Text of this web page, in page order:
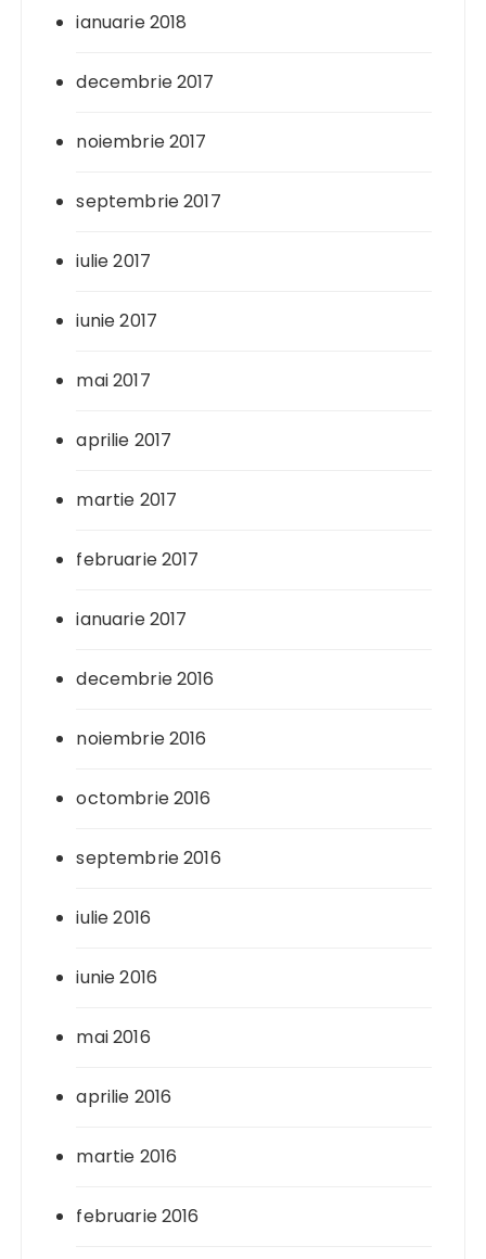
ianuarie 2018
decembrie 2017
noiembrie 2017
septembrie 2017
iulie 2017
iunie 2017
mai 2017
aprilie 2017
martie 2017
februarie 2017
ianuarie 2017
decembrie 2016
noiembrie 2016
octombrie 2016
septembrie 2016
iulie 2016
iunie 2016
mai 2016
aprilie 2016
martie 2016
februarie 2016